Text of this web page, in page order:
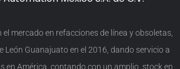
el mercado en refacciones de línea y obsoletas,
León Guanajuato en el 2016, dando servicio a
en América, contando con un amplio stock en